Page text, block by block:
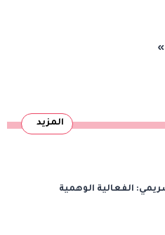
المزيد
الفعالية الوهمية